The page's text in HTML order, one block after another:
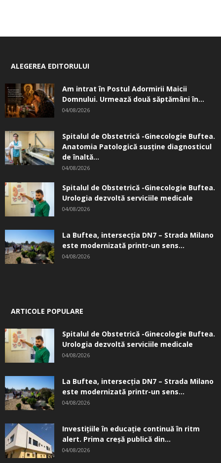
ALEGEREA EDITORULUI
Am intrat în Postul Adormirii Maicii
Domnului. Urmează două săptămâni în...
04/08/2026
Spitalul de Obstetrică -Ginecologie Buftea.
Anatomia Patologică susţine diagnosticul
de înaltă...
04/08/2026
Spitalul de Obstetrică -Ginecologie Buftea.
Urologia dezvoltă serviciile medicale
04/08/2026
La Buftea, intersecţia DN7 – Strada Milano
este modernizată printr-un sens...
04/08/2026
ARTICOLE POPULARE
Spitalul de Obstetrică -Ginecologie Buftea.
Urologia dezvoltă serviciile medicale
04/08/2026
La Buftea, intersecţia DN7 – Strada Milano
este modernizată printr-un sens...
04/08/2026
Investițiile în educație continuă în ritm
alert. Prima creşă publică din...
04/08/2026